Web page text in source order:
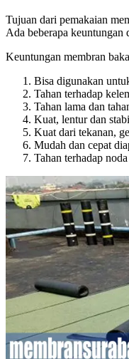
Tujuan dari pemakaian
Ada beberapa keuntungan
Keuntungan membran
Bisa digunakan
Tahan terhadap
Tahan lama dan
Kuat, lentur dan
Kuat dari tekanan,
Mudah dan cepat
Tahan terhadap